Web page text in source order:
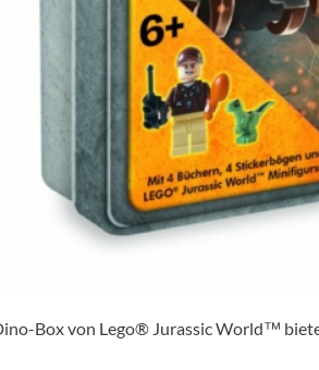
Box von Lego® Jurassic World™